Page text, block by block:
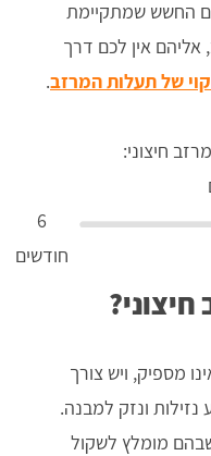
החשש שמתקיימת
אליהם אין לכם דרך
של תעלות המרזב.
חיצוני:
6
חודשים
מספיק, ויש צורך
ונזק למבנה.
מומלץ לשקול